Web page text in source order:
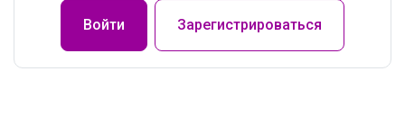
Войти Зарегистрироваться